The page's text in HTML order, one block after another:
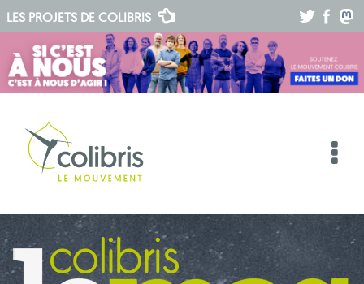
LES PROJETS DE COLIBRIS